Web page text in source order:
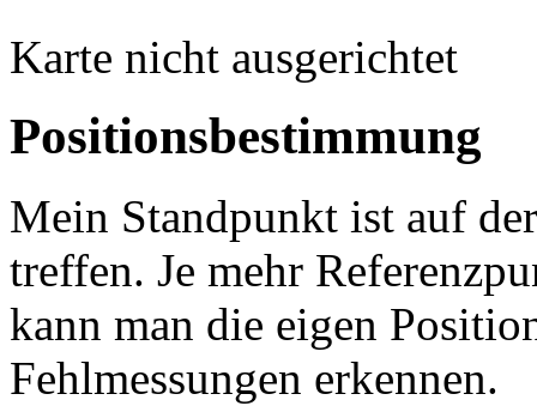
Karte nicht ausgerichtet
Positionsbestimmung
Mein Standpunkt ist auf
treffen. Je mehr
kann man die eigen
Fehlmessungen erkennen.